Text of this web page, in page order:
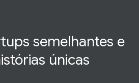
semelhantes e
únicas